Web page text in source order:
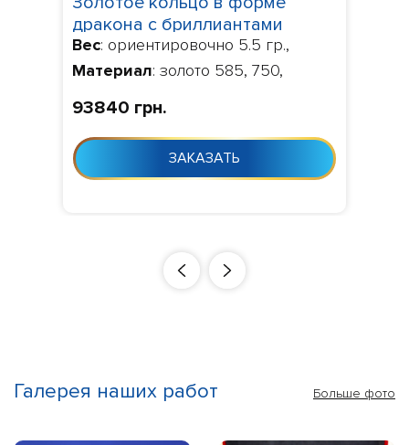
дракона с бриллиантами
140096
Вес: ориентировочно 5.5 гр.,
Материал: золото 585, 750,
VVS1/VVS2,
Изготовление 10-24 дня с момента
заказа
93840 грн.
ЗАКАЗАТЬ
Галерея наших работ Больше фото